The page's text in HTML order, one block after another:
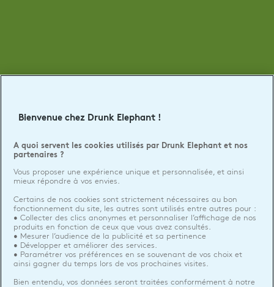
Bienvenue chez Drunk Elephant !
A quoi servent les cookies utilisés par Drunk Elephant et nos
partenaires ?
Vous proposer une expérience unique et personnalisée, et ainsi
mieux répondre à vos envies.
Certains de nos cookies sont strictement nécessaires au bon
fonctionnement du site, les autres sont utilisés entre autres pour :
• Collecter des clics anonymes et personnaliser l’affichage de nos
produits en fonction de ceux que vous avez consultés.
• Mesurer l’audience de la publicité et sa pertinence
• Développer et améliorer des services.
• Paramétrer vos préférences en se souvenant de vos choix et
ainsi gagner du temps lors de vos prochaines visites.
Bien entendu, vos données seront traitées conformément à notre